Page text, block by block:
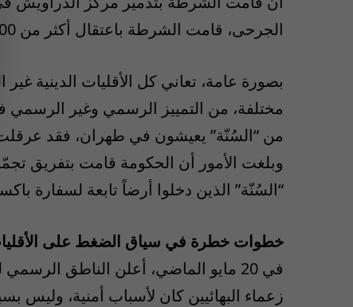
الجرحى، قامت الشرطة باعتقال أكثر من 1000 من الدراويش كما طردت رئيسهم من المدينة.
بصورة عامة، تعاني كل الأقليات الدينية غير
مختلفة، من التمييز الرسمي وغير الرسمي
من “السُنّة” يعيشون في طهران، فقد
وبلغت الأمور أن الحكومة قامت بتفريق
“السُنّة” الذين دخلوا أرضاً تابعة لسفارة
خطوات خطرة في سياق الضغط على
زعماء البهائيين كان لأسباب أمنية، وليس